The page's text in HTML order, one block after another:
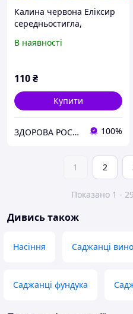
Калина червона Еліксир
середньостигла,
В наявності
110₴
Купити
ЗДОРОВА РОСЛИНА🍃 100%
1 2
Показано 1 -
Дивись також
Насіння Саджанці
Саджанці фундука